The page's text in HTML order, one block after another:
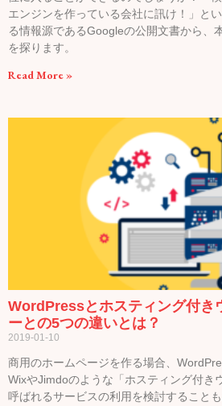
エンジンを作っている会社に訊け！」と
る情報源であるGoogleの公開文書から、
を探ります。
Read More »
WordPressとホスティング付き
ーとの5つの違いとは？
2019-01-10
商用のホームページを作る場合、
WixやJimdoのような「ホスティング付き
呼ばれるサービスの利用を検討すること